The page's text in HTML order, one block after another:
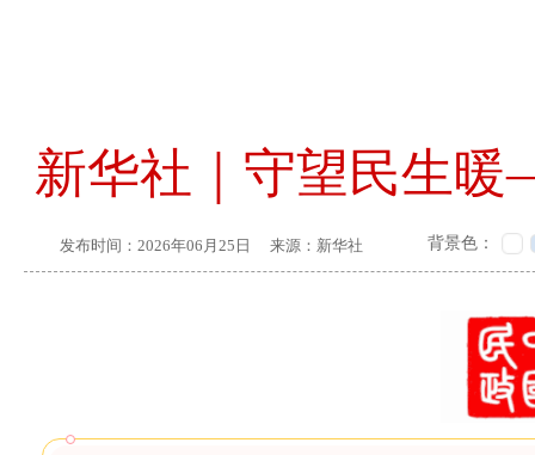
新华社｜守望民生
发布时间： 2026年06月25日 来源： 新华社 背景色：